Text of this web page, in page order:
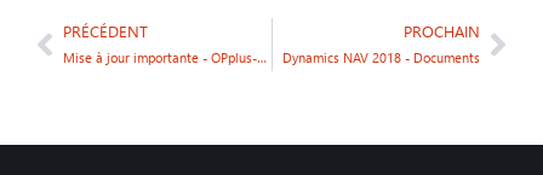
PRÉCÉDENT
Mise à jour importante - OPplus-gbedv : gestion financière & SEPA
PROCHAIN
Dynamics NAV 2018 - Documents